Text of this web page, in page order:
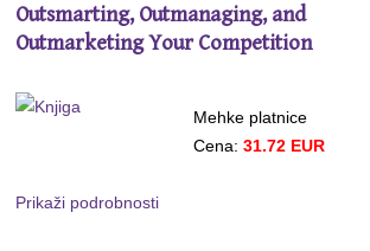
Outsmarting, Outmanaging, and
Outmarketing Your Competition
Mehke platnice
Cena: 31.72 EUR
Prikaži podrobnosti